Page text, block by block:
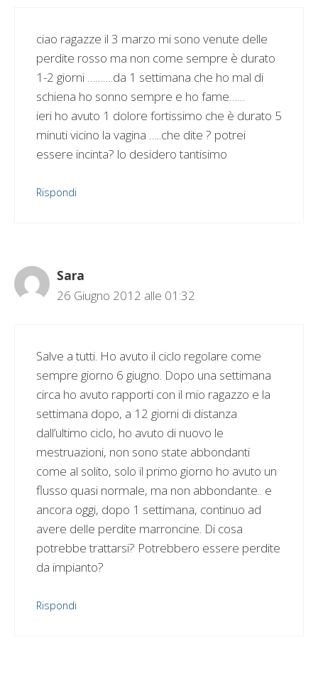
ciao ragazze il 3 marzo mi sono venute delle
perdite rosso ma non come sempre è durato
1-2 giorni ……….da 1 settimana che ho mal di
schiena ho sonno sempre e ho fame……
ieri ho avuto 1 dolore fortissimo che è durato 5
minuti vicino la vagina …..che dite ? potrei
essere incinta? lo desidero tantisimo
Rispondi
Sara
26 Giugno 2012 alle 01:32
Salve a tutti. Ho avuto il ciclo regolare come
sempre giorno 6 giugno. Dopo una settimana
circa ho avuto rapporti con il mio ragazzo e la
settimana dopo, a 12 giorni di distanza
dall’ultimo ciclo, ho avuto di nuovo le
mestruazioni, non sono state abbondanti
come al solito, solo il primo giorno ho avuto un
flusso quasi normale, ma non abbondante.. e
ancora oggi, dopo 1 settimana, continuo ad
avere delle perdite marroncine. Di cosa
potrebbe trattarsi? Potrebbero essere perdite
da impianto?
Rispondi